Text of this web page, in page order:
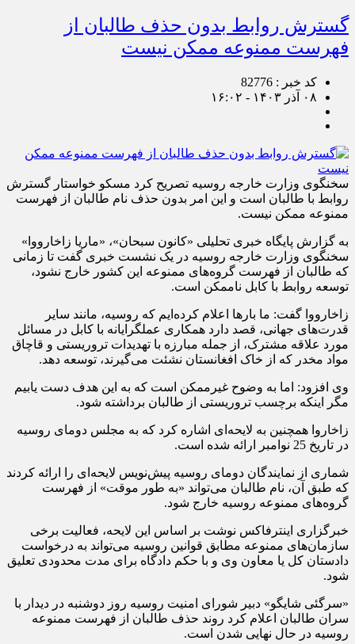
گسترش روابط بدون حذف طالبان از
فهرست ممنوعه ممکن نیست
کد خبر : 82776
۰۸ آذر ۱۴۰۳ - ۱۶:۰۲
سخنگوی وزارت خارجه روسیه تصریح کرد مسکو خواستار گسترش
روابط با طالبان است و این امر بدون حذف نام طالبان از فهرست
ممنوعه ممکن نیست.
به گزارش پایگاه خبری تحلیلی «کانون سبحان»، «ماریا زاخارووا»
سخنگوی وزارت خارجه روسیه در یک نشست خبری گفت تا زمانی
که طالبان از فهرست گروه‌های ممنوعه این کشور خارج نشود،
توسعه روابط با کابل ناممکن است.
زاخارووا گفت: ما بارها اعلام کرده‌ایم که روسیه، مانند سایر
قدرت‌های جهانی، قصد دارد همکاری عملگرایانه با کابل در مسائل
مورد علاقه مشترک، از جمله مبارزه با تهدیدات تروریستی و قاچاق
مواد مخدر که از خاک افغانستان نشئت می‌گیرند، توسعه دهد.
وی افزود: اما به وضوح غیرممکن است که به این هدف دست یابیم
مگر اینکه برچسب تروریستی از طالبان برداشته شود.
زاخاروا همچنین به لایحه‌ای اشاره کرد که به مجلس دومای روسیه
در تاریخ 25 نوامبر ارائه شده است.
شماری از نمایندگان دومای روسیه پیش‌نویس لایحه‌ای را ارائه کردند
که طبق آن، نام طالبان می‌تواند «به طور موقت» از فهرست
گروه‌های ممنوعه روسیه خارج شود.
خبرگزاری اینترفاکس نوشت بر اساس این لایحه، فعالیت برخی
سازمان‌های ممنوعه مطابق قوانین روسیه می‌تواند به درخواست
دادستان کل یا معاون وی و با حکم دادگاه برای مدت محدودی تعلیق
شود.
«سرگئی شایگو» دبیر شورای امنیت روسیه روز دوشنبه در دیدار با
سران طالبان اعلام کرد روند حذف طالبان از فهرست ممنوعه
روسیه در حال نهایی شدن است.